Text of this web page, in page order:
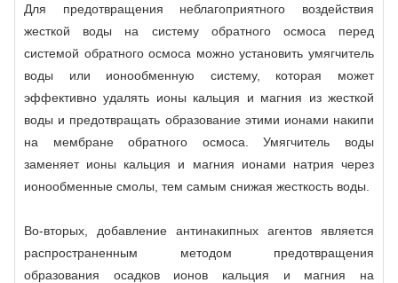
Для предотвращения неблагоприятного воздействия
жесткой воды на систему обратного осмоса перед
системой обратного осмоса можно установить умягчитель
воды или ионообменную систему, которая может
эффективно удалять ионы кальция и магния из жесткой
воды и предотвращать образование этими ионами накипи
на мембране обратного осмоса. Умягчитель воды
заменяет ионы кальция и магния ионами натрия через
ионообменные смолы, тем самым снижая жесткость воды.
Во-вторых, добавление антинакипных агентов является
распространенным методом предотвращения
образования осадков ионов кальция и магния на